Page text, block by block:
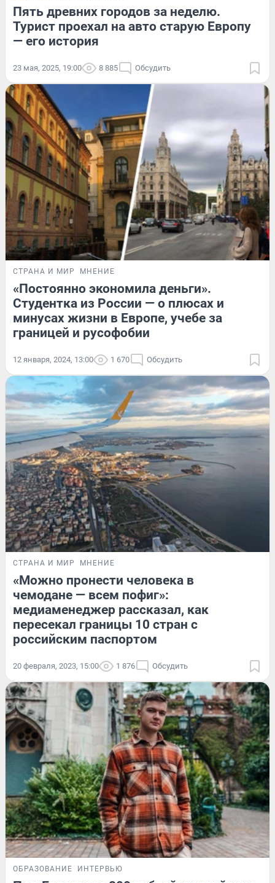
Пять древних городов за неделю.
Турист проехал на авто старую Европу
— его история
23 мая, 2025, 19:00 8 885 Обсудить
СТРАНА И МИР МНЕНИЕ
«Постоянно экономила деньги».
Студентка из России — о плюсах и
минусах жизни в Европе, учебе за
границей и русофобии
12 января, 2024, 13:00 1 670 Обсудить
СТРАНА И МИР МНЕНИЕ
«Можно пронести человека в
чемодане — всем пофиг»:
медиаменеджер рассказал, как
пересекал границы 10 стран с
российским паспортом
20 февраля, 2023, 15:00 1 876 Обсудить
ОБРАЗОВАНИЕ ИНТЕРВЬЮ